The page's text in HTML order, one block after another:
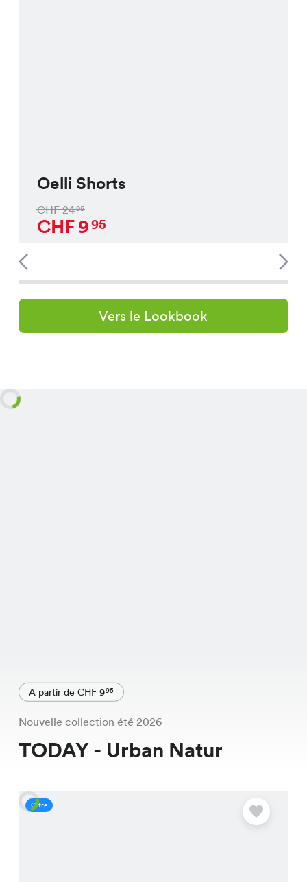
Oelli Shorts
CHF2495
CHF995
Vers le Lookbook
A partir de CHF 995
Nouvelle collection été 2026
TODAY - Urban Natur
Offre